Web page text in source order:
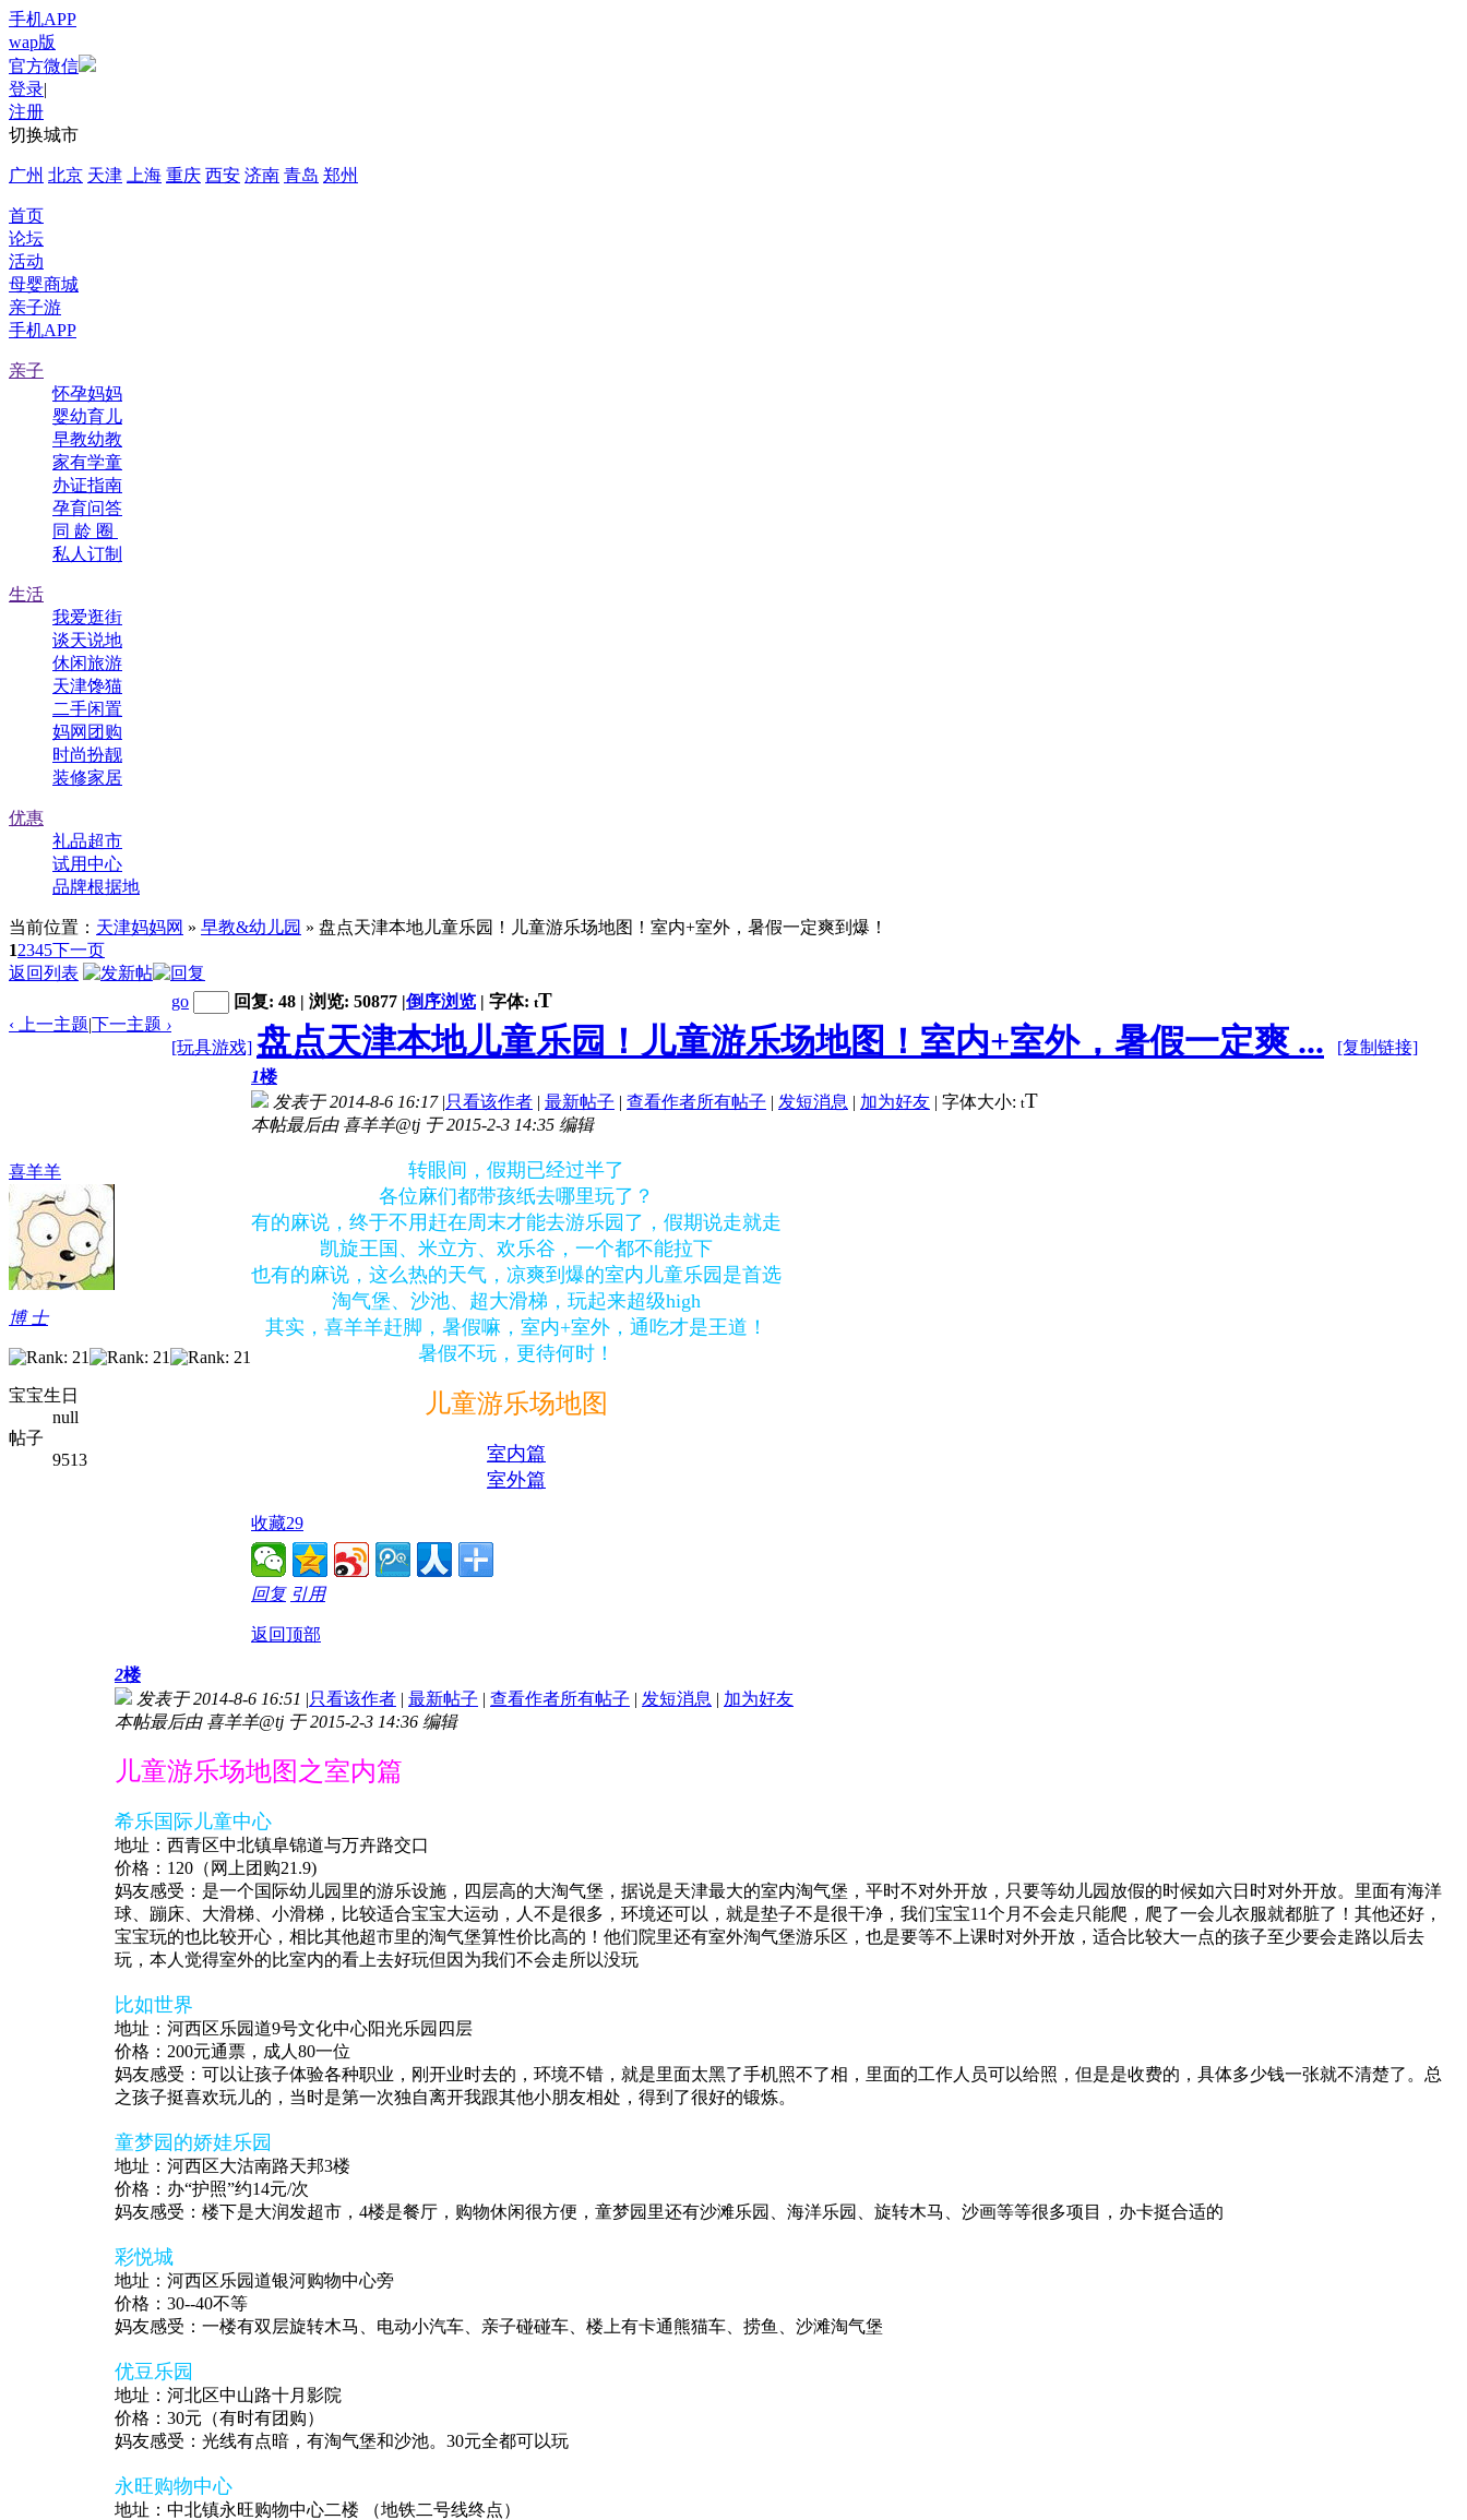
手机APP
wap版
官方微信
登录|
注册
切换城市
广州 北京 天津 上海 重庆 西安 济南 青岛 郑州
首页
论坛
活动
母婴商城
亲子游
手机APP
亲子
怀孕妈妈
婴幼育儿
早教幼教
家有学童
办证指南
孕育问答
同 龄 圈
私人订制
生活
我爱逛街
谈天说地
休闲旅游
天津馋猫
二手闲置
妈网团购
时尚扮靓
装修家居
优惠
礼品超市
试用中心
品牌根据地
当前位置： 天津妈妈网 » 早教&幼儿园 » 盘点天津本地儿童乐园！儿童游乐场地图！室内+室外，暑假一定爽到爆！
12345下一页
返回列表
‹ 上一主题|下一主题 ›
go 回复: 48 | 浏览: 50877 |倒序浏览 | 字体: tT
[玩具游戏] 盘点天津本地儿童乐园！儿童游乐场地图！室内+室外，暑假一定爽 ... [复制链接]
喜羊羊
博 士
宝宝生日
null
帖子
9513
1楼
发表于 2014-8-6 16:17 |只看该作者 | 最新帖子 | 查看作者所有帖子 | 发短消息 | 加为好友 | 字体大小: tT
本帖最后由 喜羊羊@tj 于 2015-2-3 14:35 编辑
转眼间，假期已经过半了
各位麻们都带孩纸去哪里玩了？
有的麻说，终于不用赶在周末才能去游乐园了，假期说走就走
凯旋王国、米立方、欢乐谷，一个都不能拉下
也有的麻说，这么热的天气，凉爽到爆的室内儿童乐园是首选
淘气堡、沙池、超大滑梯，玩起来超级high
其实，喜羊羊赶脚，暑假嘛，室内+室外，通吃才是王道！
暑假不玩，更待何时！
儿童游乐场地图
室内篇
室外篇
收藏29
回复 引用
返回顶部
2楼
发表于 2014-8-6 16:51 |只看该作者 | 最新帖子 | 查看作者所有帖子 | 发短消息 | 加为好友
本帖最后由 喜羊羊@tj 于 2015-2-3 14:36 编辑
儿童游乐场地图之室内篇
希乐国际儿童中心
地址：西青区中北镇阜锦道与万卉路交口
价格：120（网上团购21.9)
妈友感受：是一个国际幼儿园里的游乐设施，四层高的大淘气堡，据说是天津最大的室内淘气堡，平时不对外开放，只要等幼儿园放假的时候如六日时对外开放。里面有海洋
球、蹦床、大滑梯、小滑梯，比较适合宝宝大运动，人不是很多，环境还可以，就是垫子不是很干净，我们宝宝11个月不会走只能爬，爬了一会儿衣服就都脏了！其他还好，
宝宝玩的也比较开心，相比其他超市里的淘气堡算性价比高的！他们院里还有室外淘气堡游乐区，也是要等不上课时对外开放，适合比较大一点的孩子至少要会走路以后去
玩，本人觉得室外的比室内的看上去好玩但因为我们不会走所以没玩
比如世界
地址：河西区乐园道9号文化中心阳光乐园四层
价格：200元通票，成人80一位
妈友感受：可以让孩子体验各种职业，刚开业时去的，环境不错，就是里面太黑了手机照不了相，里面的工作人员可以给照，但是是收费的，具体多少钱一张就不清楚了。总
之孩子挺喜欢玩儿的，当时是第一次独自离开我跟其他小朋友相处，得到了很好的锻炼。
童梦园的娇娃乐园
地址：河西区大沽南路天邦3楼
价格：办“护照”约14元/次
妈友感受：楼下是大润发超市，4楼是餐厅，购物休闲很方便，童梦园里还有沙滩乐园、海洋乐园、旋转木马、沙画等等很多项目，办卡挺合适的
彩悦城
地址：河西区乐园道银河购物中心旁
价格：30--40不等
妈友感受：一楼有双层旋转木马、电动小汽车、亲子碰碰车、楼上有卡通熊猫车、捞鱼、沙滩淘气堡
优豆乐园
地址：河北区中山路十月影院
价格：30元（有时有团购）
妈友感受：光线有点暗，有淘气堡和沙池。30元全都可以玩
永旺购物中心
地址：中北镇永旺购物中心二楼 （地铁二号线终点）